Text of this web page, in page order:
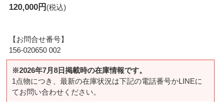
120,000円(税込)
【お問合せ番号】
156-020650 002
※2026年7月8日掲載時の在庫情報です。
1点物につき、最新の在庫状況は下記の電話番号かLINEに
てお問い合わせください。